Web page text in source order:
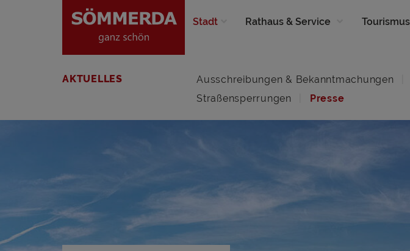
Stadt Rathaus & Service
AKTUELLES Ausschreibungen & Bekanntmachungen
Straßensperrungen
Presse